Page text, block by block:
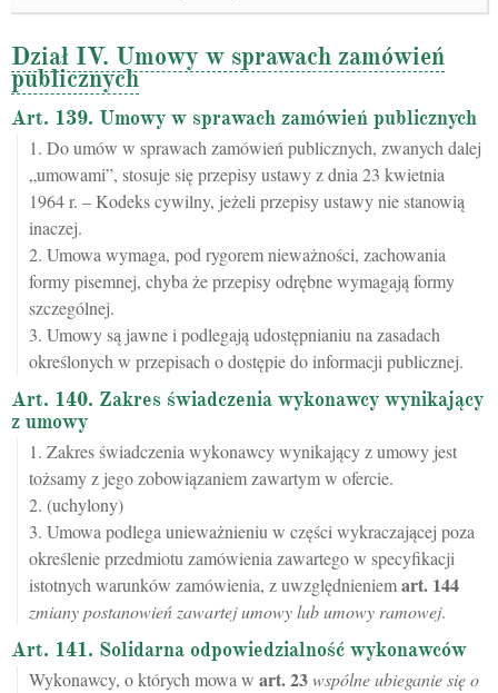
Dział IV. Umowy w sprawach zamówień
publicznych
Art. 139. Umowy w sprawach zamówień publicznych
1. Do umów w sprawach zamówień publicznych, zwanych dalej
„umowami”, stosuje się przepisy ustawy z dnia 23 kwietnia
1964 r. – Kodeks cywilny, jeżeli przepisy ustawy nie stanowią
inaczej.
2. Umowa wymaga, pod rygorem nieważności, zachowania
formy pisemnej, chyba że przepisy odrębne wymagają formy
szczególnej.
3. Umowy są jawne i podlegają udostępnianiu na zasadach
określonych w przepisach o dostępie do informacji publicznej.
Art. 140. Zakres świadczenia wykonawcy wynikający
z umowy
1. Zakres świadczenia wykonawcy wynikający z umowy jest
tożsamy z jego zobowiązaniem zawartym w ofercie.
2. (uchylony)
3. Umowa podlega unieważnieniu w części wykraczającej poza
określenie przedmiotu zamówienia zawartego w specyfikacji
istotnych warunków zamówienia, z uwzględnieniemart. 144
zmiany postanowień zawartej umowy lub umowy ramowej.
Art. 141. Solidarna odpowiedzialność wykonawców
Wykonawcy, o których mowa w art.23wspólne ubieganie się o